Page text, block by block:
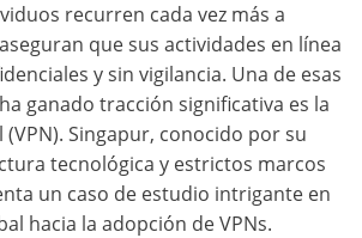
recurren cada vez más a
que sus actividades en línea
y sin vigilancia. Una de esas
ganado tracción significativa es la
(VPN). Singapur, conocido por su
tecnológica y estrictos marcos
un caso de estudio intrigante en
hacia la adopción de VPNs.